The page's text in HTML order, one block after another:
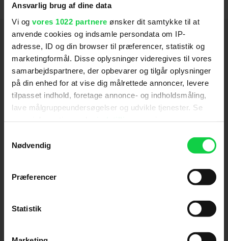
Ansvarlig brug af dine data
Vi og vores 1022 partnere ønsker dit samtykke til at
anvende cookies og indsamle persondata om IP-
adresse, ID og din browser til præferencer, statistik og
marketingformål. Disse oplysninger videregives til vores
samarbejdspartnere, der opbevarer og tilgår oplysninger
på din enhed for at vise dig målrettede annoncer, levere
tilpasset indhold, foretage annonce- og indholdsmåling,
lave målgruppeundersøgelser og udvikle tjenester. Se
tilbage eller ændre indstillinger fra vores
"Cookiedeklaration", eller ved at trykke på "Privacy
Indsamle præcise oplysninger om din placering,
Identificere din enhed baseret på en scanning af
Nødvendig
Præferencer
Statistik
Hold dig opdateret
Send
Ved tilmelding accepterer jeg samtidig
Kino.dks Markedsføringssamtykke